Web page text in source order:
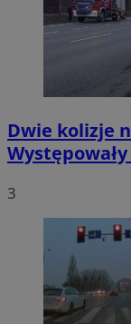
Dwie kolizje
3